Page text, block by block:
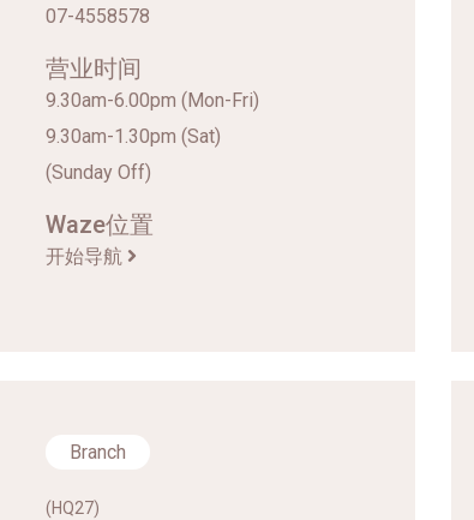
07-4558578
营业时间
9.30am-6.00pm (Mon-Fri)
9.30am-1.30pm (Sat)
(Sunday Off)
Waze位置
开始导航
Branch
(HQ27)